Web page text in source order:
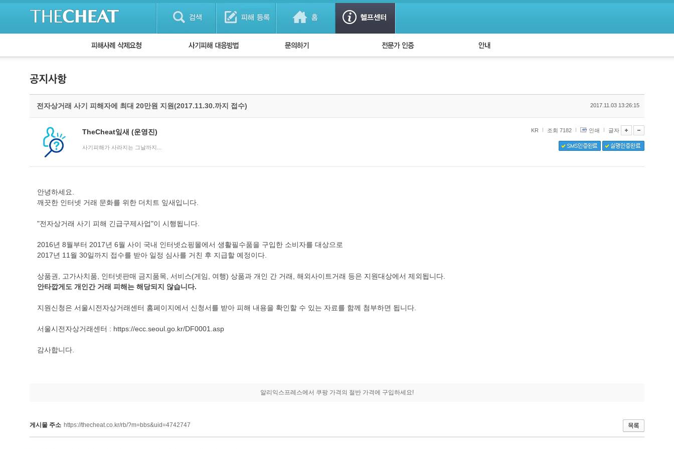
피해사례 삭제요청 단계별 대응방법 1:1 문의하기 경찰회원 인증 공지사항
전자상거래 사기 피해자에 최대 20만원 지원(2017.11.30.까지 접수) 2017.11.03 13:26:15
TheCheat잎새 (운영진)
사기피해가 사라지는 그날까지...
KR 조회 7182 인쇄 글자
안녕하세요.
깨끗한 인터넷 거래 문화를 위한 더치트 잎새입니다.
"전자상거래 사기 피해 긴급구제사업"이 시행됩니다.
2016년 8월부터 2017년 6월 사이 국내 인터넷쇼핑몰에서 생활필수품을 구입한 소비자를 대상으로
2017년 11월 30일까지 접수를 받아 일정 심사를 거친 후 지급할 예정이다.
상품권, 고가사치품, 인터넷판매 금지품목, 서비스(게임, 여행) 상품과 개인 간 거래, 해외사이트거래 등은 지원대상에서 제외됩니다.
안타깝게도 개인간 거래 피해는 해당되지 않습니다.
지원신청은 서울시전자상거래센터 홈페이지에서 신청서를 받아 피해 내용을 확인할 수 있는 자료를 함께 첨부하면 됩니다.
서울시전자상거래센터 : https://ecc.seoul.go.kr/DF0001.asp
감사합니다.
알리익스프레스에서 쿠팡 가격의 절반 가격에 구입하세요!
게시물 주소 https://thecheat.co.kr/rb/?m=bbs&uid=4742747